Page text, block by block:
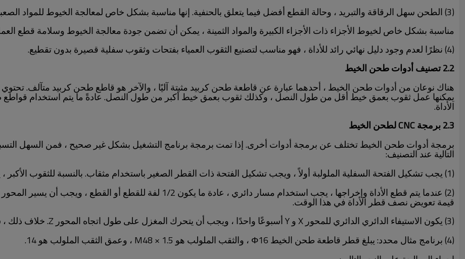
(3) الطحن سهل الرقاقة والتبريد ، وحالة القطع أفضل فيما يتعلق بالحنفية. إنها مناسبة بشكل خاص لمعالجة الخيوط للمواد الصعبة مثل الألومنيوم والنحاس والفولاذ المقاوم للصدأ.
مناسبة بشكل خاص لخيوط الأجزاء ذات الأجزاء الكبيرة والمواد الثمينة ، يمكن أن تضمن جودة معالجة الخيوط وسلامة قطع
(4) نظرًا لعدم وجود دليل نهائي رائد للأداة ، فهو مناسب لتصنيع الثقوب العمياء بفتحات وثقوب سفلية قصيرة بدون تقطيع.
2.2 تصنيف أدوات طحن الخيط
هناك نوعان من أدوات طحن الخيط ، أحدهما عبارة عن قاطعة طحن كربيد مثبتة آليًا ، والآخر هو قاطع طحن كربيد متآلف.
يمكنها عمل ثقوب بعمق خيط أقل من طول النصل ، وكذلك ثقوب بعمق خيط أكبر من طول النصل. عادةً ما يتم استخدام
الأداة.
2.3 برمجة CNC لطحن الخيط
برمجة أدوات طحن الخيط تختلف عن برمجة أدوات أخرى. إذا تمت برمجة برنامج التشغيل بشكل غير صحيح ، فمن السهل
التالية عند التصنيف:
(1) يجب تشكيل الفتحة السفلية الملولبة أولاً ، ويجب تشكيل الفتحة ذات القطر الصغير باستخدام مثقاب. بالنسبة للثقوب الأكبر ، يجب استخدام الثقب لضمان دقة فتحة قاع الخيط.
قيمة تعويض نصف قطر الأداة في هذا الوقت.
(3) يكون الاستيفاء الدائري الدائري للمحور X و Y أسبوعًا واحدًا ، ويجب أن يتحرك المغزل على طول اتجاه المحور Z. خلاف ذلك ، سيتم ربط الخيط.
(4) برنامج مثال محدد: يبلغ قطر قاطعة طحن الخيط Φ16 ، والثقب الملولب هو M48 × 1.5 ، وعمق الثقب الملولب هو 14.